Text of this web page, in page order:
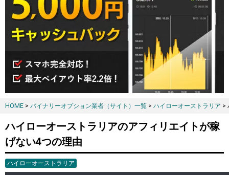
HOME > バイナリーオプション業者（サイト）一覧 > ハイローオーストラリア >
ハイローオーストラリアのアフィリエイトが稼
げない4つの理由
ハイローオーストラリア